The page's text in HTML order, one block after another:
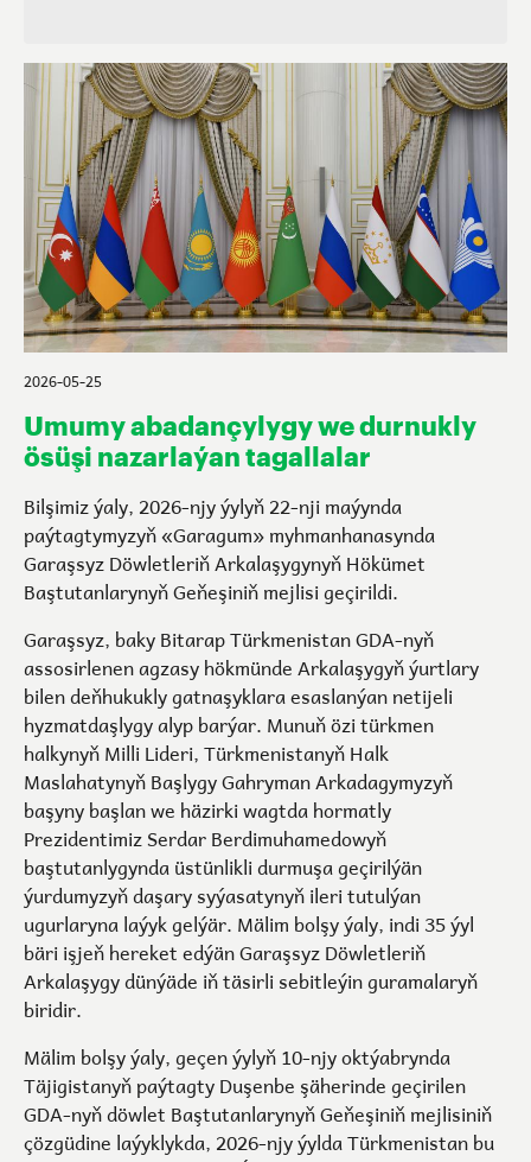
2026-05-25
Umumy abadançylygy we durnukly
ösüşi nazarlaýan tagallalar
Bilşimiz ýaly, 2026-njy ýylyň 22-nji maýynda
paýtagtymyzyň «Garagum» myhmanhanasynda
Garaşsyz Döwletleriň Arkalaşygynyň Hökümet
Baştutanlarynyň Geňeşiniň mejlisi geçirildi.
Garaşsyz, baky Bitarap Türkmenistan GDA-nyň
assosirlenen agzasy hökmünde Arkalaşygyň ýurtlary
bilen deňhukukly gatnaşyklara esaslanýan netijeli
hyzmatdaşlygy alyp barýar. Munuň özi türkmen
halkynyň Milli Lideri, Türkmenistanyň Halk
Maslahatynyň Başlygy Gahryman Arkadagymyzyň
başyny başlan we häzirki wagtda hormatly
Prezidentimiz Serdar Berdimuhamedowyň
baştutanlygynda üstünlikli durmuşa geçirilýän
ýurdumyzyň daşary syýasatynyň ileri tutulýan
ugurlaryna laýyk gelýär. Mälim bolşy ýaly, indi 35 ýyl
bäri işjeň hereket edýän Garaşsyz Döwletleriň
Arkalaşygy dünýäde iň täsirli sebitleýin guramalaryň
biridir.
Mälim bolşy ýaly, geçen ýylyň 10-njy oktýabrynda
Täjigistanyň paýtagty Duşenbe şäherinde geçirilen
GDA-nyň döwlet Baştutanlarynyň Geňeşiniň mejlisiniň
çözgüdine laýyklykda, 2026-njy ýylda Türkmenistan bu